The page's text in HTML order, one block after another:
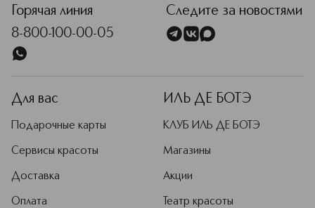
Горячая линия
8-800-100-00-05
Следите за новостями
Для вас
Подарочные карты
Сервисы красоты
Доставка
Оплата
ИЛЬ ДЕ БОТЭ
КЛУБ ИЛЬ ДЕ БОТЭ
Магазины
Акции
Театр красоты